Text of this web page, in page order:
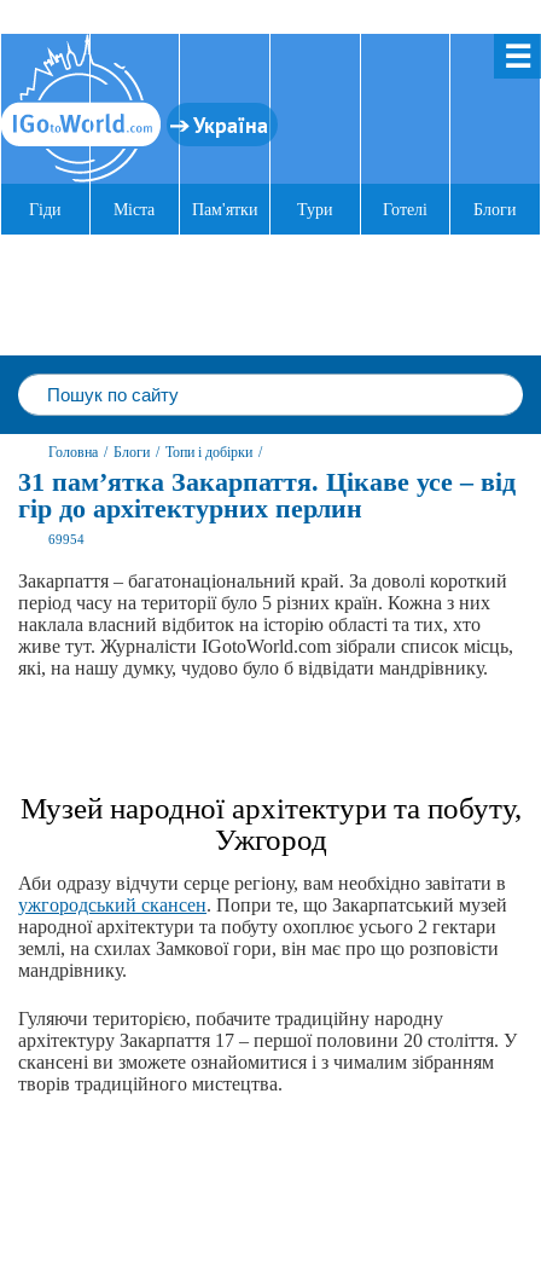
☰
Україна
Гіди Міста Пам'ятки Тури Готелі Блоги
Головна / Блоги / Топи і добірки /
31 пам’ятка Закарпаття. Цікаве усе – від
гір до архітектурних перлин
69954
Закарпаття – багатонаціональний край. За доволі короткий
період часу на території було 5 різних країн. Кожна з них
наклала власний відбиток на історію області та тих, хто
живе тут. Журналісти IGotoWorld.com зібрали список місць,
які, на нашу думку, чудово було б відвідати мандрівнику.
Музей народної архітектури та побуту,
Ужгород
Аби одразу відчути серце регіону, вам необхідно завітати в
ужгородський скансен. Попри те, що Закарпатський музей
народної архітектури та побуту охоплює усього 2 гектари
землі, на схилах Замкової гори, він має про що розповісти
мандрівнику.
Гуляючи територією, побачите традиційну народну
архітектуру Закарпаття 17 – першої половини 20 століття. У
скансені ви зможете ознайомитися і з чималим зібранням
творів традиційного мистецтва.